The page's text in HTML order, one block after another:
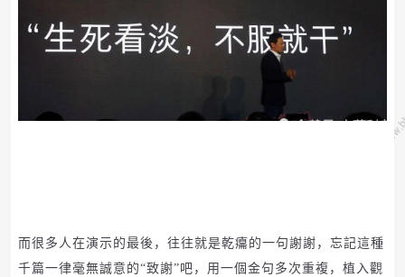
而很多人在演示的最後，往往就是乾癟的一句謝謝，忘記這種
千篇一律毫無誠意的“致謝”吧，用一個金句多次重複，植入觀